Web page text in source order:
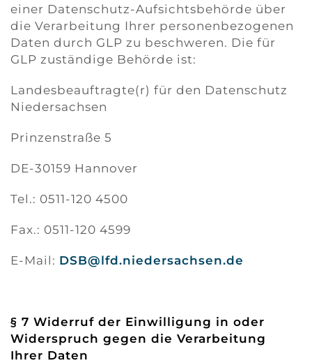
einer Datenschutz-Aufsichtsbehörde über
die Verarbeitung Ihrer personenbezogenen
Daten durch GLP zu beschweren. Die für
GLP zuständige Behörde ist:
Landesbeauftragte(r) für den Datenschutz
Niedersachsen
Prinzenstraße 5
DE-30159 Hannover
Tel.: 0511-120 4500
Fax.: 0511-120 4599
E-Mail: DSB@lfd.niedersachsen.de
§ 7 Widerruf der Einwilligung in oder
Widerspruch gegen die Verarbeitung
Ihrer Daten